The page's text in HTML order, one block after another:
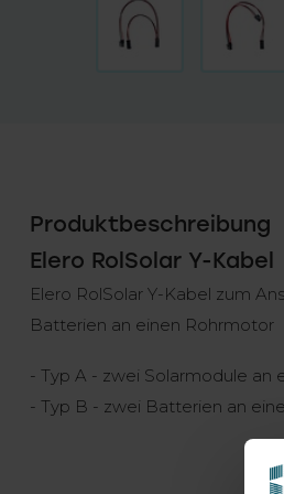
Produktbeschreibung
Elero RolSolar Y-Kabel
Elero RolSolar Y-Kabel zum
Batterien an einen Rohrmotor
- Typ A - zwei Solarmodule an
- Typ B - zwei Batterien an